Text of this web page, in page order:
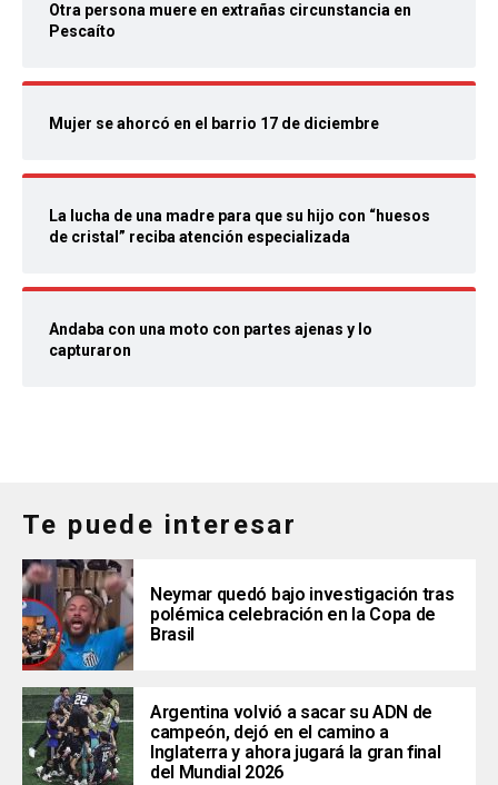
Otra persona muere en extrañas circunstancia en
Pescaíto
Mujer se ahorcó en el barrio 17 de diciembre
La lucha de una madre para que su hijo con “huesos
de cristal” reciba atención especializada
Andaba con una moto con partes ajenas y lo
capturaron
Te puede interesar
Neymar quedó bajo investigación tras
polémica celebración en la Copa de
Brasil
Argentina volvió a sacar su ADN de
campeón, dejó en el camino a
Inglaterra y ahora jugará la gran final
del Mundial 2026